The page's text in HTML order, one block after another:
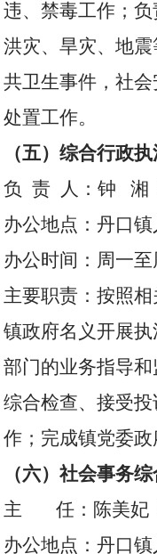
违、禁毒工作；负
洪灾、旱灾、地
共卫生事件，社
处置工作。
（五）综合行政
负 责 人：钟 湘
办公地点：丹口
办公时间：周一
主要职责：按照
镇政府名义开展
部门的业务指导和
综合检查、接受
作；完成镇党委政
（六）社会事务
主 任：陈美妃
办公地点：丹口